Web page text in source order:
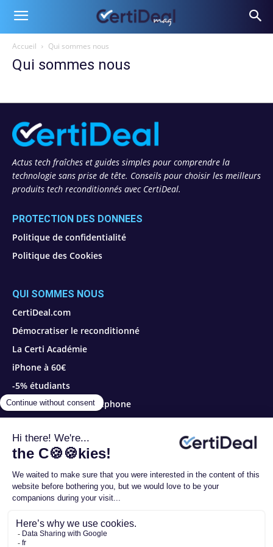
Accueil Qui sommes nous
Qui sommes nous
Actus tech fraîches et guides simples pour comprendre la
technologie sans prise de tête. Conseils pour choisir les meilleurs
produits tech reconditionnés avec CertiDeal.
PROTECTION DES DONNÉES
Politique de confidentialité
Politique des Cookies
QUI SOMMES NOUS
CertiDeal.com
Démocratiser le reconditionné
La Certi Académie
iPhone à 60€
-5% étudiants
Revendez votre smartphone
SUIVEZ NOUS
CERTI MAG
À propos de CertiMag
Contactez-nous